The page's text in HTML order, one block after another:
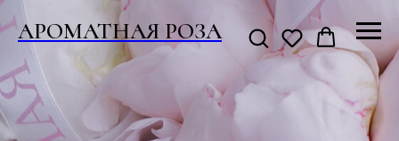
АРОМАТНАЯ РОЗА